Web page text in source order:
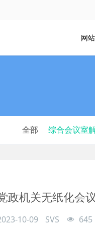
网
全部 综合会议室
政机关无纸化会
10-09 SVS 645